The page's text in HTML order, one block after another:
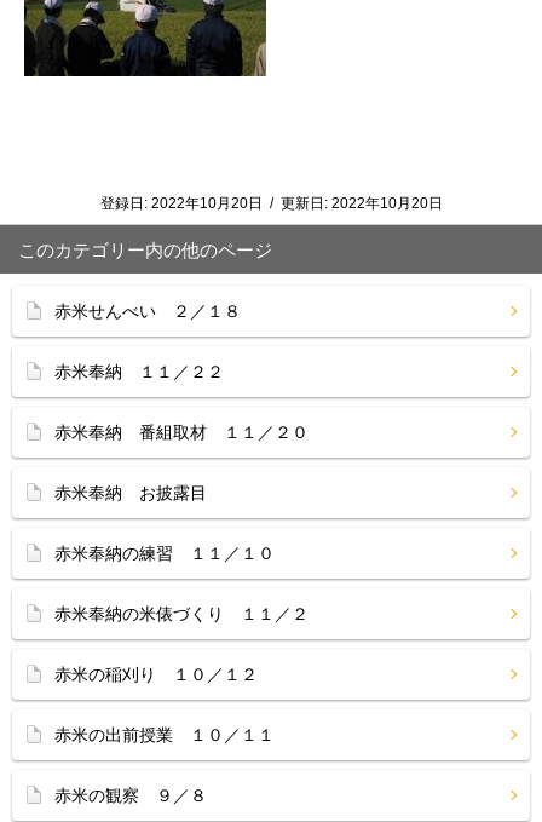
登録日: 2022年10月20日 / 更新日: 2022年10月20日
このカテゴリー内の他のページ
赤米せんべい ２／１８
赤米奉納 １１／２２
赤米奉納 番組取材 １１／２０
赤米奉納 お披露目
赤米奉納の練習 １１／１０
赤米奉納の米俵づくり １１／２
赤米の稲刈り １０／１２
赤米の出前授業 １０／１１
赤米の観察 ９／８